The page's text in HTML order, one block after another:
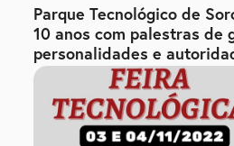
Parque Tecnológico de
10 anos com palestras de
personalidades e